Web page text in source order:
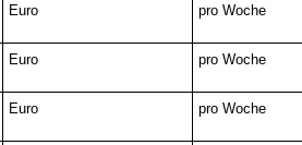
Euro pro Woche
Euro pro Woche
Euro pro Woche